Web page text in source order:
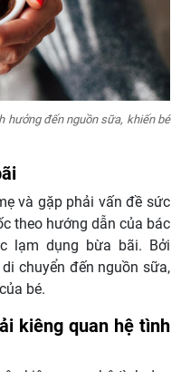
hưởng đến nguồn sữa, khiến bé
và gặp phải vấn đề sức
theo hướng dẫn của bác
lạm dụng bừa bãi. Bởi
chuyển đến nguồn sữa,
bé.
kiêng quan hệ tình